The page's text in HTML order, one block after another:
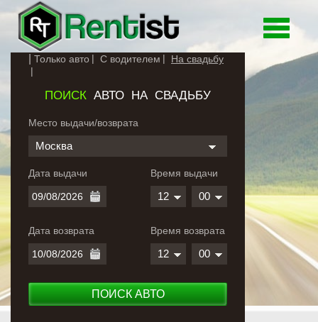
Toggle
Только авто С водителем На свадьбу
ПОИСК АВТО НА СВАДЬБУ
Место выдачи/возврата
Москва
Дата выдачи
Дата возврата
Время выдачи
12 00
Время возврата
12 00
ПОИСК АВТО